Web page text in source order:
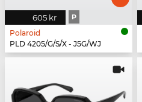
605 kr P
Polaroid
PLD 4205/G/S/X - J5G/WJ